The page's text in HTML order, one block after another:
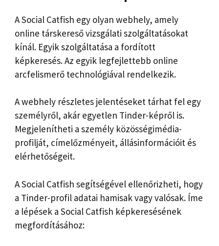
A Social Catfish egy olyan webhely, amely
online társkereső vizsgálati szolgáltatásokat
kínál. Egyik szolgáltatása a fordított
képkeresés. Az egyik legfejlettebb online
arcfelismerő technológiával rendelkezik.
A webhely részletes jelentéseket tárhat fel egy
személyről, akár egyetlen Tinder-képről is.
Megjelenítheti a személy közösségimédia-
profilját, címelőzményeit, állásinformációit és
elérhetőségeit.
A Social Catfish segítségével ellenőrizheti, hogy
a Tinder-profil adatai hamisak vagy valósak. Íme
a lépések a Social Catfish képkeresésének
megfordításához: